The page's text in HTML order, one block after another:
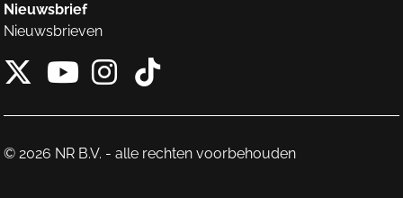
Nieuwsbrief
Nieuwsbrieven
X van NieuwRechts
Instagram van
Tiktok van
© 2026 NR B.V. - alle rechten voorbehouden